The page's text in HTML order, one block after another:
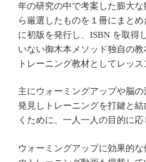
年の研究の中で考案した膨大
ら厳選したものを１冊にまとめ
に初版を発行し、ISBN を取得
いない御木本メソッド独自の
トレーニング教材としてレッス
主にウォーミングアップや脳
発見しトレーニングを打鍵と
くために、一人一人の目的に応
ウォーミングアップに効果的